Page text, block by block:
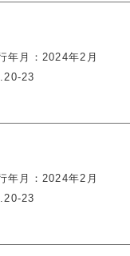
年月
2024年2月
23
年月
2024年2月
23